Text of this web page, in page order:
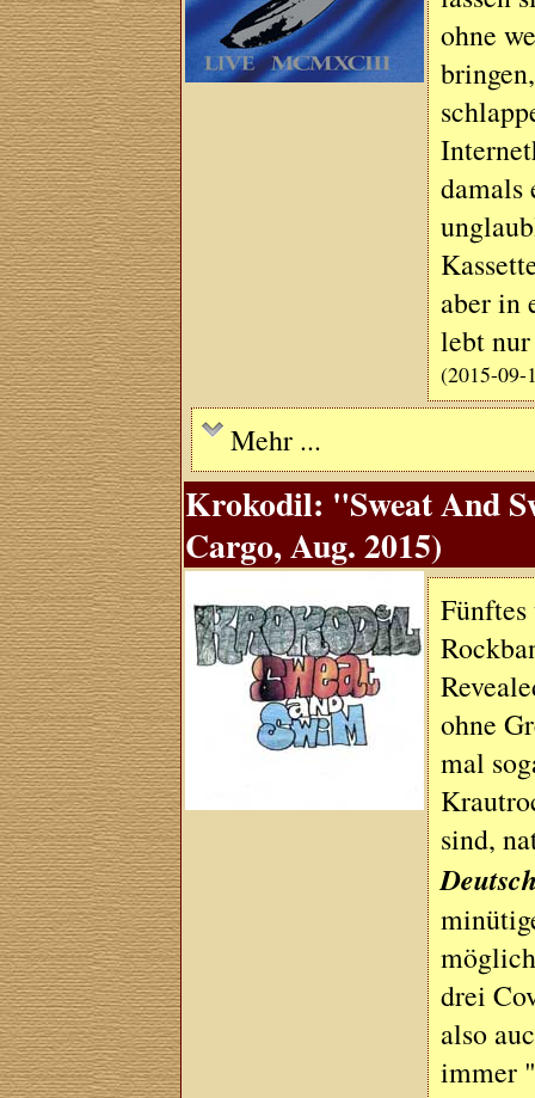
ohne
damals
aber in
lebt
(2015-09-
Mehr ...
Krokodil: "Sweat And
Cargo, Aug. 2015)
ohne
mal
sind,
drei
also
immer